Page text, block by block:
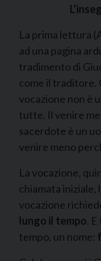
La prima lettura
ad una pagina
tradimento di
come il traditore.
vocazione non è
tutte. Il venire
sacerdote è un
venire meno
La vocazione,
chiamata iniziale,
vocazione
lungo il tempo.
tempo, un nome: